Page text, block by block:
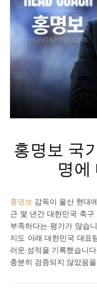
홍명보 국
명에
홍명보 감독이 울산 현대
근 몇 년간 대한민국 축
부족하다는 평가가 많습
지도 아래 대한민국 대표
러운 성적을 기록했습니
충분히 검증되지 않았음